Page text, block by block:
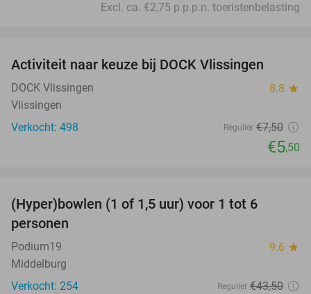
Excl. ca. €2,75 p.p.p.n. toeristenbelasting
Activiteit naar keuze bij DOCK Vlissingen
DOCK Vlissingen 8.8 star
Vlissingen
Verkocht: 498
Regulier €7,50
€5,50
(Hyper)bowlen (1 of 1,5 uur) voor 1 tot 6
personen
Podium19 9.6 star
Middelburg
Verkocht: 254
Regulier €43,50